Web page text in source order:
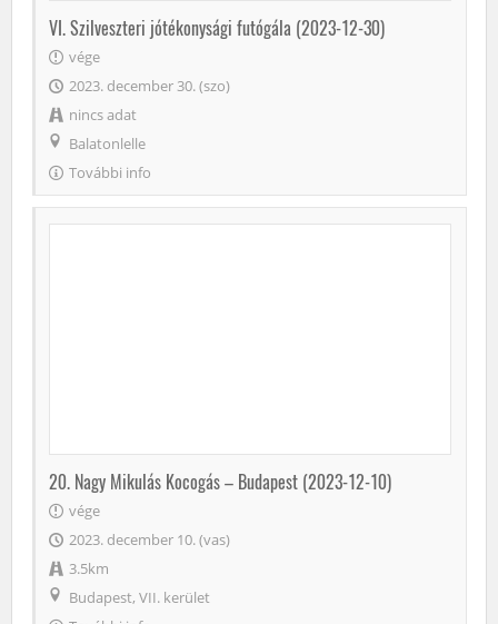
VI. Szilveszteri jótékonysági futógála (2023-12-30)
vége
2023. december 30. (szo)
nincs adat
Balatonlelle
További info
20. Nagy Mikulás Kocogás – Budapest (2023-12-10)
vége
2023. december 10. (vas)
3.5km
Budapest, VII. kerület